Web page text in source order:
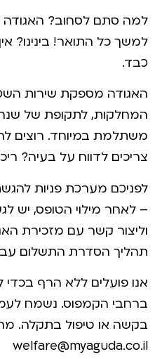
למה סתם לסחוב?
למשך כל התואר! בינינו?
כבד.
האגודה מספקת שירות
משתלמת במיוחד. רוצים
צריכים לדווח על בעיה?
לפניכם מערכת פניות
– לאחר מילוי הטופס, יש
וליצור קשר עם מזכירת
תהליך הסדרת התשלום
אנו פועלים ללא הרף בכדי
ברחבי הקמפוס. נשמח
בקשה או טיפול בתקלה.
welfare@myaguda.co.il